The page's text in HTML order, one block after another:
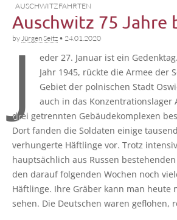
AUSCHWITZFAHRTEN
Auschwitz 75 Jahre
by Jürgen Seitz • 24.01.2020
J
eder 27. Janu­ar ist ein
Jahr 1945, rück­te die Armee der
Gebiet der pol­ni­schen Stadt
auch in das Kon­zen­tra­ti­ons­la­ger
drei getrenn­ten Gebäu­de­kom­ple­xen
Dort fan­den die Sol­da­ten eini­ge
ver­hun­ger­te Häft­lin­ge vor. Trotz
haupt­säch­lich aus Rus­sen
den dar­auf fol­gen­den Wochen noch
Häft­lin­ge. Ihre Grä­ber kann man heu­te
sehen. Die Deut­schen waren geflo­hen,